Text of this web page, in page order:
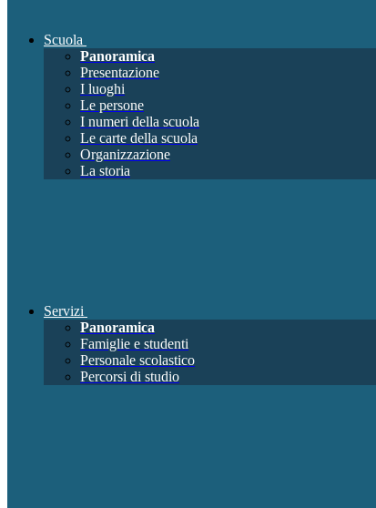
Scuola
Panoramica
Presentazione
I luoghi
Le persone
I numeri della scuola
Le carte della scuola
Organizzazione
La storia
Servizi
Panoramica
Famiglie e studenti
Personale scolastico
Percorsi di studio